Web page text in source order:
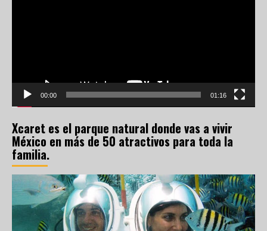
00:00 01:16
Xcaret es el parque natural donde vas a vivir
México en más de 50 atractivos para toda la
familia.